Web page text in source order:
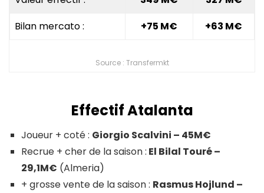
Bilan mercato :
+75 M€ +63 M€
Source : Transfermkt
Effectif Atalanta
Joueur + coté : Giorgio Scalvini – 45M€
Recrue + cher de la saison : El Bilal Touré –
29,1M€ (Almeria)
+ grosse vente de la saison : Rasmus Hojlund –